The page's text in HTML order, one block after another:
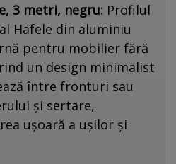
3 metri, negru: Profilul
Häfele din aluminiu
pentru mobilier fără
un design minimalist
între fronturi sau
și sertare,
ușoară a ușilor și